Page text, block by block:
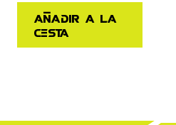
Añadir a la
cesta